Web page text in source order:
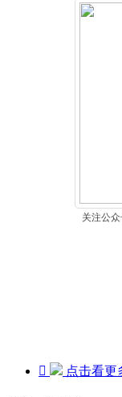
关注公
 点击看更